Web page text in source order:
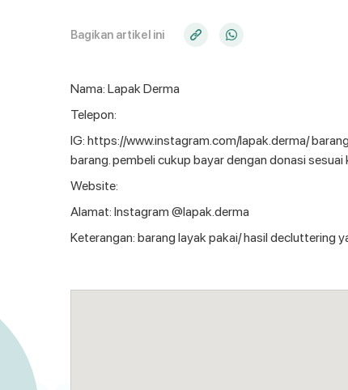
Bagikan artikel ini
Nama: Lapak Derma
Telepon:
IG: https://www.instagram.com/lapak.derma/
barang. pembeli cukup bayar dengan donasi sesuai
Website:
Alamat: Instagram @lapak.derma
Keterangan: barang layak pakai/ hasil decluttering